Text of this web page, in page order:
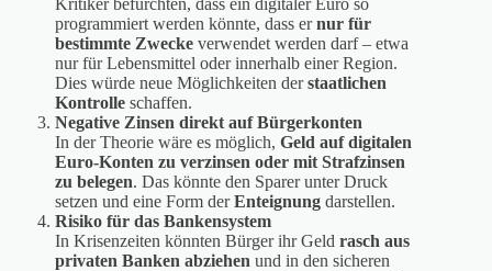
programmiert werden könnte, dass ernur für
bestimmte Zwecke verwendet werden darf – etwa
nur für Lebensmittel oder innerhalb einer Region.
Dies würde neue Möglichkeiten derstaatlichen
Kontrolle schaffen.
Negative Zinsen direkt auf Bürgerkonten
In der Theorie wäre es möglich, Geld auf digitalen
Euro-Konten zu verzinsen oder mit Strafzinsen
zu belegen. Das könnte den Sparer unter Druck
setzen und eine Form derEnteignung darstellen.
Risiko für das Bankensystem
In Krisenzeiten könnten Bürger ihr Geld rasch aus
privaten Banken abziehen und in den sicheren